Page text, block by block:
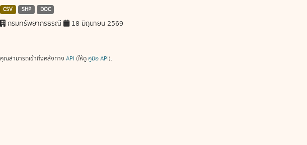
CSV SHP DOC
กรมทรัพยากรธรณี 18 มิถุนายน 2569
คุณสามารถเข้าถึงคลังทาง API (ให้ดู คู่มือ API).